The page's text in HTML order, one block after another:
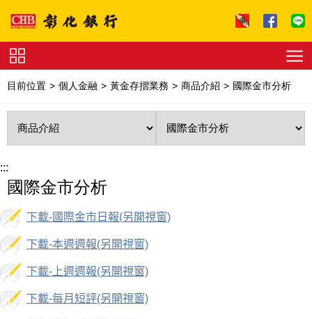
證
券
收
費
標
準
理
算
友
連
結
法
拍
專
區
下
載
專
區
目前位置 個人金融 黃金存摺業務 商品介紹 國際金市分析
:::
國際金市分析
下載-國際金市日報(另開視窗)
下載-本週週報(另開視窗)
下載-上週週報(另開視窗)
下載-每月短評(另開視窗)